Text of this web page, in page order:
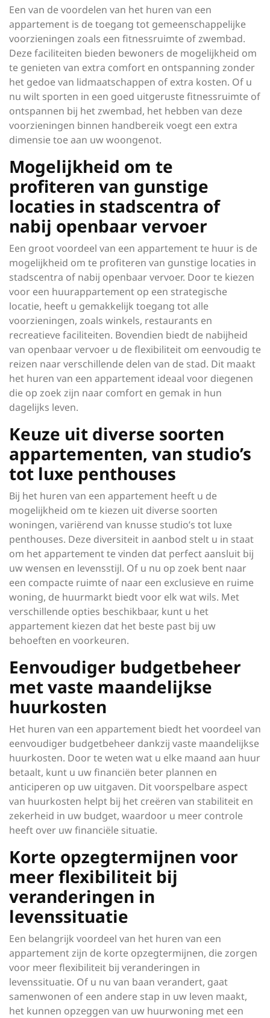
Een van de voordelen van het huren van een
appartement is de toegang tot gemeenschappelijke
voorzieningen zoals een fitnessruimte of zwembad.
Deze faciliteiten bieden bewoners de mogelijkheid om
te genieten van extra comfort en ontspanning zonder
het gedoe van lidmaatschappen of extra kosten. Of u
nu wilt sporten in een goed uitgeruste fitnessruimte of
ontspannen bij het zwembad, het hebben van deze
voorzieningen binnen handbereik voegt een extra
dimensie toe aan uw woongenot.
Mogelijkheid om te
profiteren van gunstige
locaties in stadscentra of
nabij openbaar vervoer
Een groot voordeel van een appartement te huur is de
mogelijkheid om te profiteren van gunstige locaties in
stadscentra of nabij openbaar vervoer. Door te kiezen
voor een huurappartement op een strategische
locatie, heeft u gemakkelijk toegang tot alle
voorzieningen, zoals winkels, restaurants en
recreatieve faciliteiten. Bovendien biedt de nabijheid
van openbaar vervoer u de flexibiliteit om eenvoudig te
reizen naar verschillende delen van de stad. Dit maakt
het huren van een appartement ideaal voor diegenen
die op zoek zijn naar comfort en gemak in hun
dagelijks leven.
Keuze uit diverse soorten
appartementen, van studio’s
tot luxe penthouses
Bij het huren van een appartement heeft u de
mogelijkheid om te kiezen uit diverse soorten
woningen, variërend van knusse studio’s tot luxe
penthouses. Deze diversiteit in aanbod stelt u in staat
om het appartement te vinden dat perfect aansluit bij
uw wensen en levensstijl. Of u nu op zoek bent naar
een compacte ruimte of naar een exclusieve en ruime
woning, de huurmarkt biedt voor elk wat wils. Met
verschillende opties beschikbaar, kunt u het
appartement kiezen dat het beste past bij uw
behoeften en voorkeuren.
Eenvoudiger budgetbeheer
met vaste maandelijkse
huurkosten
Het huren van een appartement biedt het voordeel van
eenvoudiger budgetbeheer dankzij vaste maandelijkse
huurkosten. Door te weten wat u elke maand aan huur
betaalt, kunt u uw financiën beter plannen en
anticiperen op uw uitgaven. Dit voorspelbare aspect
van huurkosten helpt bij het creëren van stabiliteit en
zekerheid in uw budget, waardoor u meer controle
heeft over uw financiële situatie.
Korte opzegtermijnen voor
meer flexibiliteit bij
veranderingen in
levenssituatie
Een belangrijk voordeel van het huren van een
appartement zijn de korte opzegtermijnen, die zorgen
voor meer flexibiliteit bij veranderingen in
levenssituatie. Of u nu van baan verandert, gaat
samenwonen of een andere stap in uw leven maakt,
het kunnen opzeggen van uw huurwoning met een